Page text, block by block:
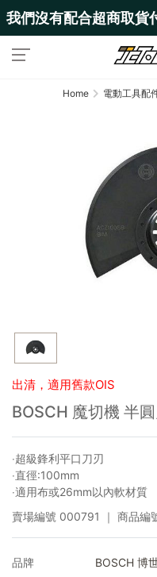
我們沒有配合超商取貨
Home 電動工具配
出清，適用舊款OIS
BOSCH 魔切機 半
‧超級鋒利平口刀刃
‧直徑:100mm
‧適用布或26mm以內軟材質
賣場編號 000791 ｜ 商品編
品牌
BOSCH 博